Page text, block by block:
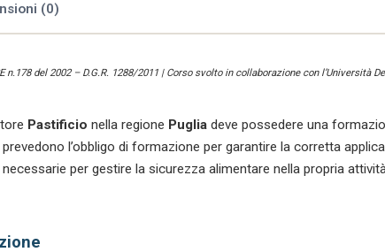
(0)
del 2002 – D.G.R. 1288/2011 | Corso svolto in collaborazione con l’Università
Pastificio nella regione Puglia deve possedere una
l’obbligo di formazione per garantire la corretta
per gestire la sicurezza alimentare nella propria